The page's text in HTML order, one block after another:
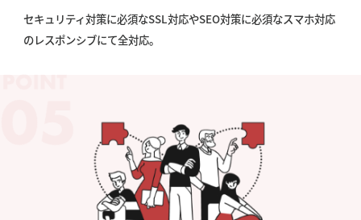
セキュリティ対策に必須なSSL対応やSEO対策に必須なスマホ対応
のレスポンシブにて全対応。